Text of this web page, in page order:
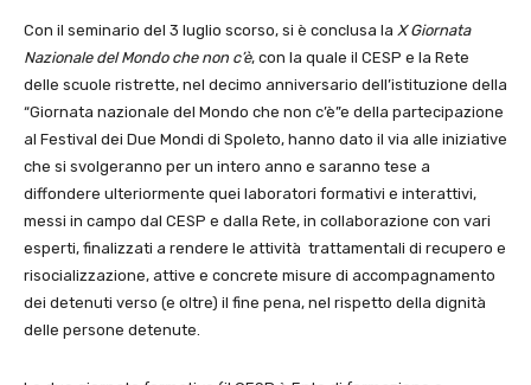
Con il seminario del 3 luglio scorso, si è conclusa la X Giornata
Nazionale del Mondo che non c’è, con la quale il CESP e la Rete
delle scuole ristrette, nel decimo anniversario dell’istituzione della
“Giornata nazionale del Mondo che non c’è”e della partecipazione
al Festival dei Due Mondi di Spoleto, hanno dato il via alle iniziative
che si svolgeranno per un intero anno e saranno tese a
diffondere ulteriormente quei laboratori formativi e interattivi,
messi in campo dal CESP e dalla Rete, in collaborazione con vari
esperti, finalizzati a rendere le attività trattamentali di recupero e
risocializzazione, attive e concrete misure di accompagnamento
dei detenuti verso (e oltre) il fine pena, nel rispetto della dignità
delle persone detenute.